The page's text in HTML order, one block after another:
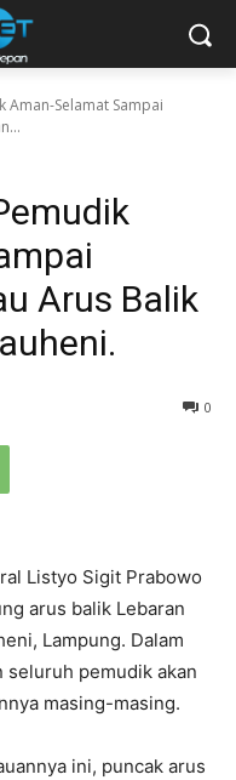
Aman-Selamat Sampai
Arus Balik
0
Listyo Sigit Prabowo
arus balik Lebaran
Lampung. Dalam
seluruh pemudik akan
masing-masing.
ini, puncak arus